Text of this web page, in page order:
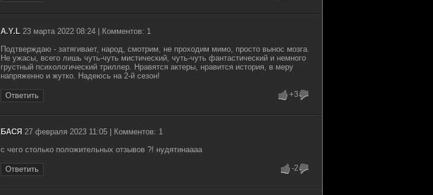
A.Y.L 23 марта 2022 08:24 | Комментов: 1
Подтверждаю - затягивает, народ, смотрим, не проходим мимо, просто вынос мозга.
Не ужасы, всего лишь чуть-чуть мистический, чуть-чуть фантастический и немного
грустный психологический триллер. Нравятся актеры, нравится история, в меру
напряженно и жутко. Надеюсь на 2-й сезон!
Ответить +3
БАСЯ 27 февраля 2023 11:05 | Комментов: 1
с чего столько положительных отзывов ?! нудятинаааа
Ответить -2